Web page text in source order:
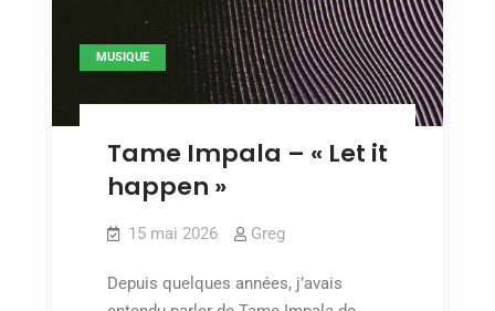
MUSIQUE
Tame Impala – « Let it
happen »
15 mai 2026 Greg
Depuis quelques années, j’avais